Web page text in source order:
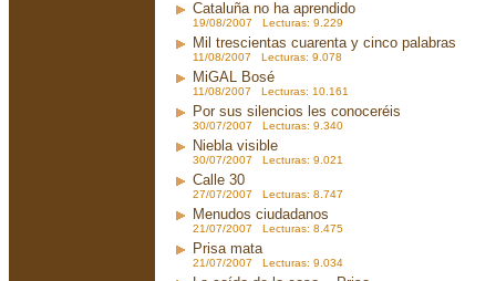
Cataluña no ha aprendido
19/08/2007 Lecturas: 9.229
Mil trescientas cuarenta y cinco palabras
11/08/2007 Lecturas: 9.078
MiGAL Bosé
11/08/2007 Lecturas: 10.161
Por sus silencios les conoceréis
30/07/2007 Lecturas: 9.340
Niebla visible
30/07/2007 Lecturas: 9.021
Calle 30
27/07/2007 Lecturas: 8.747
Menudos ciudadanos
21/07/2007 Lecturas: 8.475
Prisa mata
21/07/2007 Lecturas: 9.034